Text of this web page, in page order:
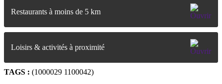
Restaurants à moins de 5 km
Loisirs & activités à proximité
TAGS : (1000029 1100042)